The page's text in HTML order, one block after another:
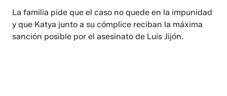
La familia pide que el caso no quede en la impunidad
y que Katya junto a su cómplice reciban la máxima
sanción posible por el asesinato de Luis Jijón.